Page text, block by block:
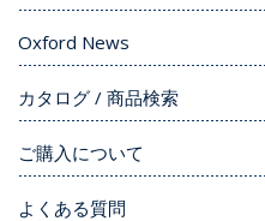
Oxford News
カタログ / 商品検索
ご購入について
よくある質問